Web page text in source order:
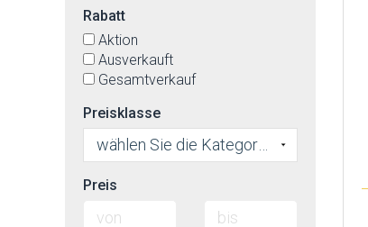
innenseite von Kunstoff
Rabatt
Aktion
Ausverkauft
Gesamtverkauf
Preisklasse
Preis